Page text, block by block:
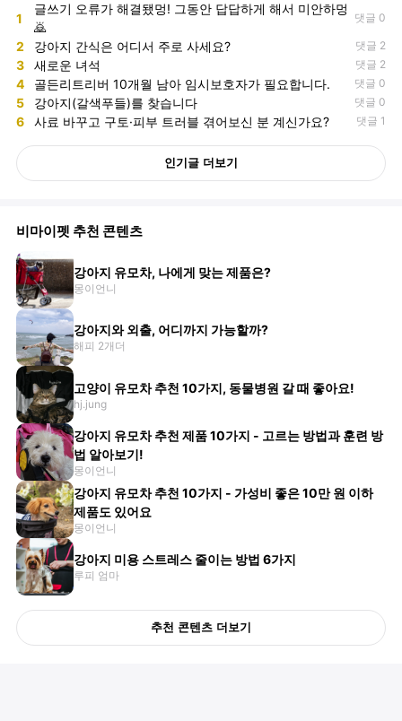
1
글쓰기 오류가 해결됐멍! 그동안 답답하게 해서 미안하멍
🙇
댓글 0
2 강아지 간식은 어디서 주로 사세요? 댓글 2
3 새로운 녀석 댓글 2
4 골든리트리버 10개월 남아 임시보호자가 필요합니다. 댓글 0
5 강아지(갈색푸들)를 찾습니다 댓글 0
6 사료 바꾸고 구토·피부 트러블 겪어보신 분 계신가요? 댓글 1
인기글 더보기
비마이펫 추천 콘텐츠
강아지 유모차, 나에게 맞는 제품은?
몽이언니
강아지와 외출, 어디까지 가능할까?
해피 2개더
고양이 유모차 추천 10가지, 동물병원 갈 때 좋아요!
hj.jung
강아지 유모차 추천 제품 10가지 - 고르는 방법과 훈련 방
법 알아보기!
몽이언니
강아지 유모차 추천 10가지 - 가성비 좋은 10만 원 이하
제품도 있어요
몽이언니
강아지 미용 스트레스 줄이는 방법 6가지
루피 엄마
추천 콘텐츠 더보기